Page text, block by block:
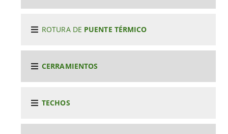
ROTURA DE PUENTE TÉRMICO
CERRAMIENTOS
TECHOS